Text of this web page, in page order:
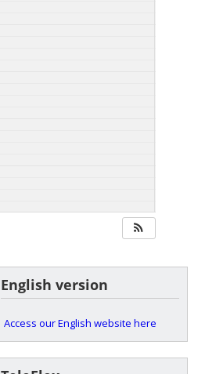
English version
Access our English website here